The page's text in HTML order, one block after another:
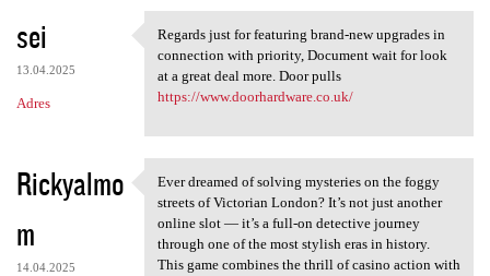
sei
13.04.2025
Adres
Regards just for featuring
Regards just for featuring brand-new upgrades in
connection with priority, Document wait for look
at a great deal more. Door pulls
https://www.doorhardware.co.uk/
Rickyalmo
m
14.04.2025
Ever dreamed of solving
Ever dreamed of solving mysteries on the foggy
streets of Victorian London? It’s not just another
online slot — it’s a full-on detective journey
through one of the most stylish eras in history.
This game combines the thrill of casino action with